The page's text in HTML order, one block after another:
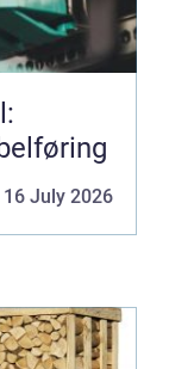
16 July 2026